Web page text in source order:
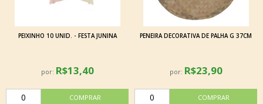
PEIXINHO 10 UNID. - FESTA JUNINA
por: R$13,40
PENEIRA DECORATIVA DE PALHA G 37CM
por: R$23,90